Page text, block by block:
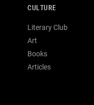
CULTURE
Literary Club
Art
Books
Articles